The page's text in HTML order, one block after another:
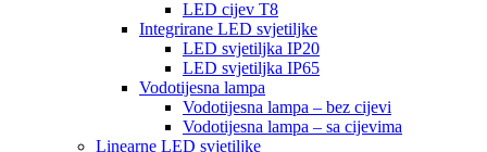
LED cijev T8
Integrirane LED svjetiljke
LED svjetiljka IP20
LED svjetiljka IP65
Vodotijesna lampa
Vodotijesna lampa – bez cijevi
Vodotijesna lampa – sa cijevima
Linearne LED svjetiljke